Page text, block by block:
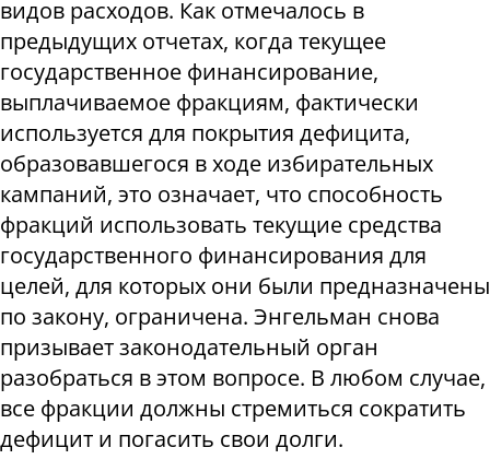
видов расходов. Как отмечалось в
предыдущих отчетах, когда текущее
государственное финансирование,
выплачиваемое фракциям, фактически
используется для покрытия дефицита,
образовавшегося в ходе избирательных
кампаний, это означает, что способность
фракций использовать текущие средства
государственного финансирования для
целей, для которых они были предназначены
по закону, ограничена. Энгельман снова
призывает законодательный орган
разобраться в этом вопросе. В любом случае,
все фракции должны стремиться сократить
дефицит и погасить свои долги.